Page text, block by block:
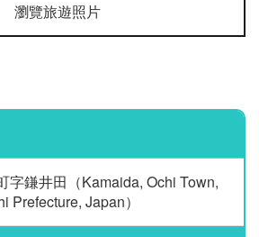
瀏覽旅遊照片
字鎌井田（Kamaida, Ochi Town,
Prefecture, Japan）